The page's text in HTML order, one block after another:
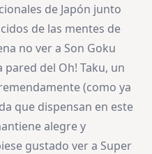
de Japón junto
de las mentes de
no ver a Son Goku
del Oh! Taku, un
(como ya
que dispensan en este
alegre y
gustado ver a Super